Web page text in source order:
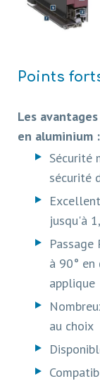
Points
Les
en aluminium :
Sécurité
sécurité
jusqu'à
à 90°
applique
au choix